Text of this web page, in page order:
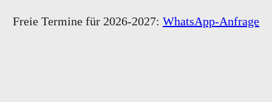
Freie Termine für 2026-2027: WhatsApp-Anfrage